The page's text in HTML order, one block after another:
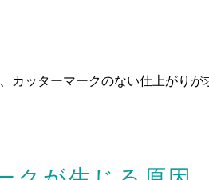
カッターマークのない仕上がりが